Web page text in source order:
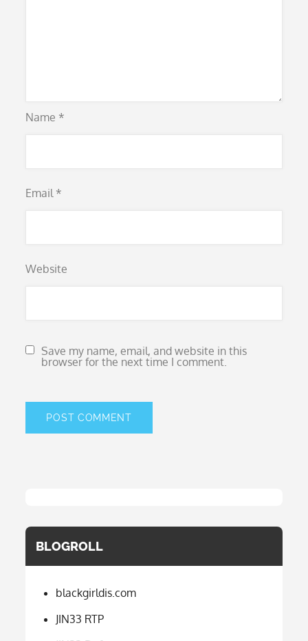
Name *
Email *
Website
Save my name, email, and website in this
browser for the next time I comment.
BLOGROLL
blackgirldis.com
JIN33 RTP